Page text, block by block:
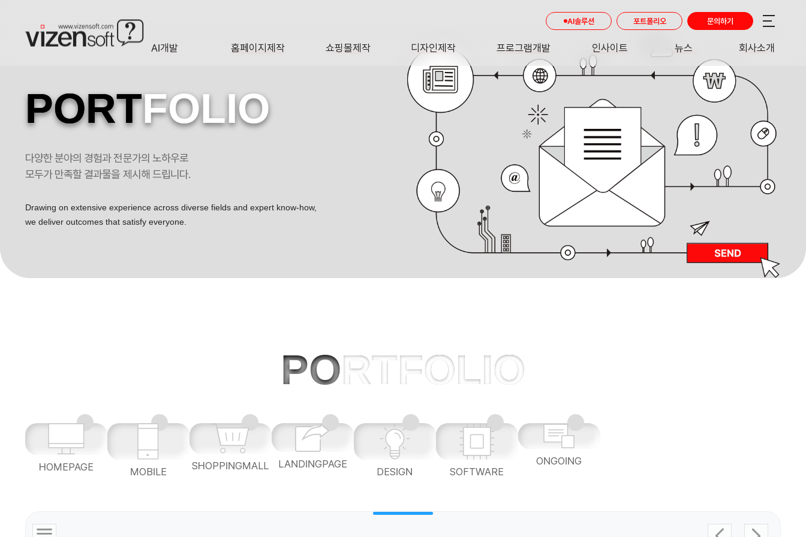
AI개발 홈페이지제작 쇼핑몰제작 디자인제작
DESIGN
프로그램개발
SOFTWARE
인사이트
INSIGHT
뉴스
NEWS
회사소개
AI솔루션 포트폴리오 문의하기
픽스테이 반응형 독립형 쇼핑몰제작 포트폴리오
PORTFOLIO
다양한 분야의 경험과 전문가의 노하우로
모두가 만족할 결과물을 제시해 드립니다.
Drawing on extensive experience across diverse fields and expert know-how,
we deliver outcomes that satisfy everyone.
PORTFOLIO
HOMEPAGE MOBILE SHOPPINGMALL LANDINGPAGE
DESIGN SOFTWARE
ONGOING